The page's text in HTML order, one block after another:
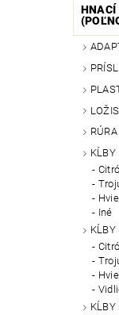
HNACÍ
KĹBY
Iné
KĹBY
KĹBY